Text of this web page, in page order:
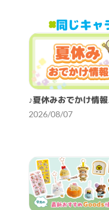
同じキャ
♪夏休みおでかけ情報
2026/08/07